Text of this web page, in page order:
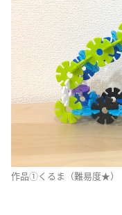
作品①くるま（難易度★）